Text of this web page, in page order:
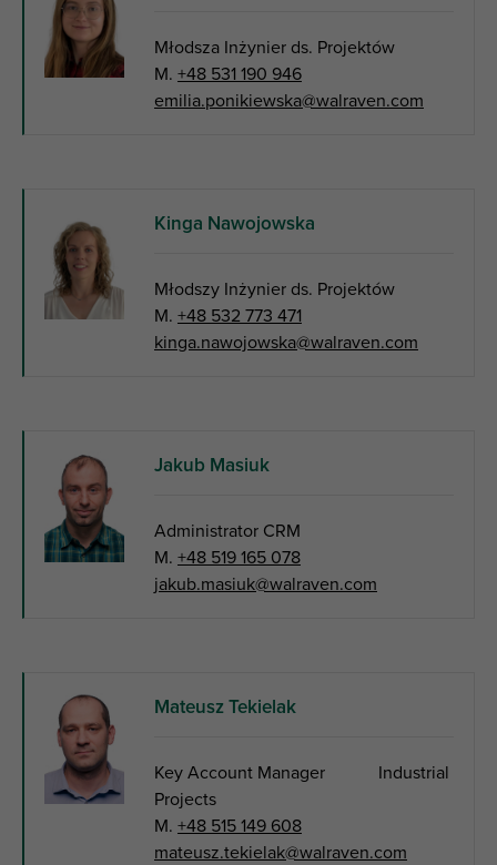
Młodsza Inżynier ds. Projektów
M. +48 531 190 946
emilia.ponikiewska@walraven.com
Kinga Nawojowska
Młodszy Inżynier ds. Projektów
M. +48 532 773 471
kinga.nawojowska@walraven.com
Jakub Masiuk
Administrator CRM
M. +48 519 165 078
jakub.masiuk@walraven.com
Mateusz Tekielak
Key Account Manager Industrial
Projects
M. +48 515 149 608
mateusz.tekielak@walraven.com